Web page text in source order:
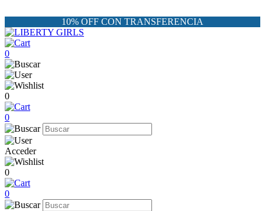
10% OFF CON TRANSFERENCIA
0
0
0
Acceder
0
0